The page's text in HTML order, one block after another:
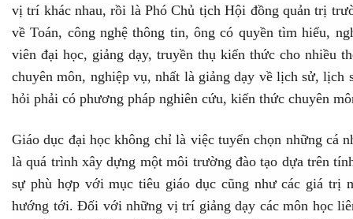
vị trí khác nhau, rồi là Phó Chủ tịch Hội đồng quản trị
về Toán, công nghệ thông tin, ông có quyền tìm hiểu,
viên đại học, giảng dạy, truyền thụ kiến thức cho nhiều
chuyên môn, nghiệp vụ, nhất là giảng dạy về lịch sử,
hỏi phải có phương pháp nghiên cứu, kiến thức chuyên
Giáo dục đại học không chỉ là việc tuyển chọn những cá
là quá trình xây dựng một môi trường đào tạo dựa trên
sự phù hợp với mục tiêu giáo dục cũng như các giá trị
hướng tới. Đối với những vị trí giảng dạy các môn học